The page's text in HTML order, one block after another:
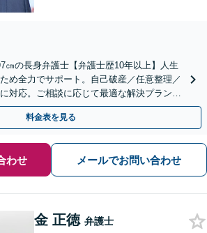
㎝の長身弁護士【弁護士歴10年以上】人生
め全力でサポート。自己破産／任意整理／
対応。ご相談に応じて最適な解決プランを
【横浜駅7分】
料金表を見る
わせ メールでお問い合わせ
金 正徳 弁護士